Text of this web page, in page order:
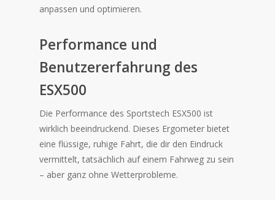
anpassen und optimieren.
Performance und
Benutzererfahrung des
ESX500
Die Performance des Sportstech ESX500 ist
wirklich beeindruckend. Dieses Ergometer bietet
eine flüssige, ruhige Fahrt, die dir den Eindruck
vermittelt, tatsächlich auf einem Fahrweg zu sein
– aber ganz ohne Wetterprobleme.